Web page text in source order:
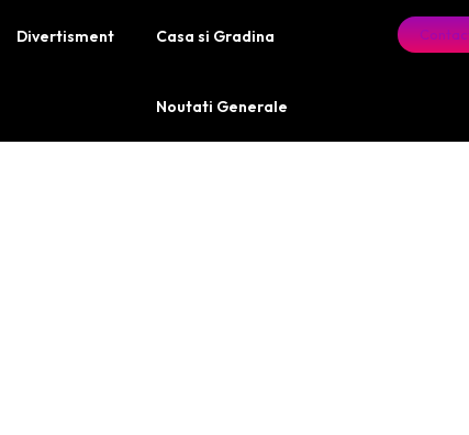
Divertisment Casa si Gradina
Noutati Generale